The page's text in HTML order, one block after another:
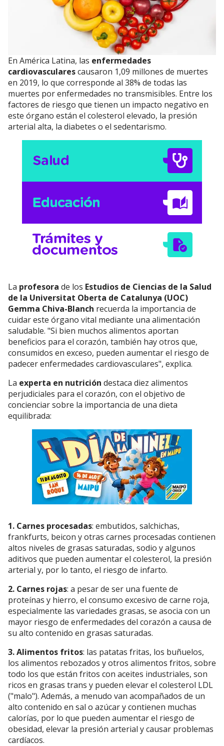
En América Latina, las enfermedades
cardiovascularescausaron 1,09 millones de muertes
en 2019, lo que corresponde al 38% de todas las
muertes por enfermedades no transmisibles. Entre los
factores de riesgo que tienen un impacto negativo en
este órgano están el colesterol elevado, la presión
arterial alta, la diabetes o el sedentarismo.
La profesora de los Estudios de Ciencias de la Salud
de la Universitat Oberta de Catalunya (UOC)
Gemma Chiva-Blanch recuerda la importancia de
cuidar este órgano vital mediante una alimentación
saludable. "Si bien muchos alimentos aportan
beneficios para el corazón, también hay otros que,
consumidos en exceso, pueden aumentar el riesgo de
padecer enfermedades cardiovasculares", explica.
La experta en nutrición destaca diez alimentos
perjudiciales para el corazón, con el objetivo de
concienciar sobre la importancia de una dieta
equilibrada:
1. Carnes procesadas: embutidos, salchichas,
frankfurts, beicon y otras carnes procesadas contienen
altos niveles de grasas saturadas, sodio y algunos
aditivos que pueden aumentar el colesterol, la presión
arterial y, por lo tanto, el riesgo de infarto.
2. Carnes rojas: a pesar de ser una fuente de
proteínas y hierro, el consumo excesivo de carne roja,
especialmente las variedades grasas, se asocia con un
mayor riesgo de enfermedades del corazón a causa de
su alto contenido en grasas saturadas.
3. Alimentos fritos: las patatas fritas, los buñuelos,
los alimentos rebozados y otros alimentos fritos, sobre
todo los que están fritos con aceites industriales, son
ricos en grasas trans y pueden elevar el colesterol LDL
("malo"). Además, a menudo van acompañados de un
alto contenido en sal o azúcar y contienen muchas
calorías, por lo que pueden aumentar el riesgo de
obesidad, elevar la presión arterial y causar problemas
cardíacos.